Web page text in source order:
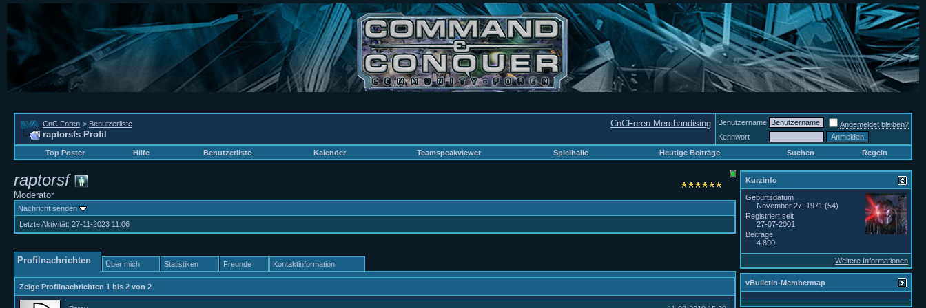
CnCForen Merchandising
CnC Foren > Benutzerliste
raptorsfs Profil
Benutzername
Angemeldet bleiben?
Kennwort
Top Poster
Hilfe Benutzerliste Kalender Teamspeakviewer Spielhalle Heutige Beiträge Suchen Regeln
raptorsf
Moderator
Nachricht senden
Letzte Aktivität: 27-11-2023 11:06
Profilnachrichten Über mich Statistiken Freunde Kontaktinformation
Zeige Profilnachrichten 1 bis 2 von 2
Kurzinfo
Geburtsdatum
November 27, 1971 (54)
Registriert seit
27-07-2001
Beiträge
4.890
Weitere Informationen
vBulletin-Membermap